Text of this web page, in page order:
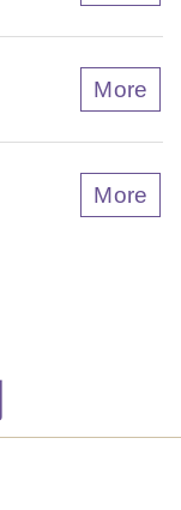
More
More